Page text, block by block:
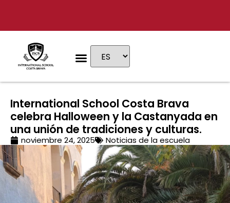
International School Costa Brava
celebra Halloween y la Castanyada en
una unión de tradiciones y culturas.
noviembre 24, 2025 Noticias de la escuela